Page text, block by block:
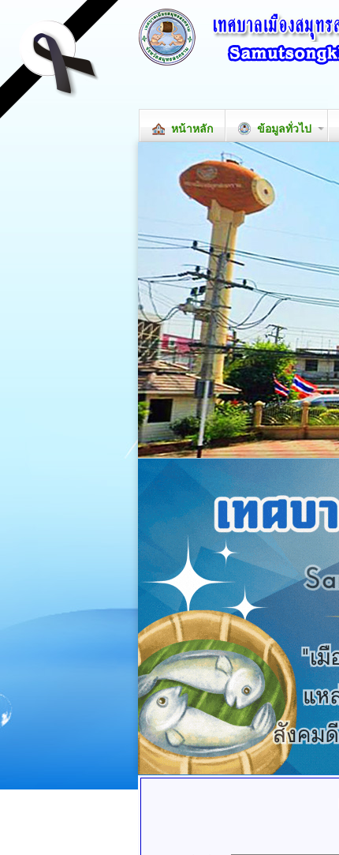
หน้าหลัก ข้อมูลทั่วไป